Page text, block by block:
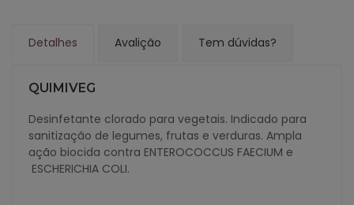
Detalhes Avalição Tem dúvidas?
QUIMIVEG
Desinfetante clorado para vegetais. Indicado para
sanitização de legumes, frutas e verduras. Ampla
ação biocida contra ENTEROCOCCUS FAECIUM e
ESCHERICHIA COLI.